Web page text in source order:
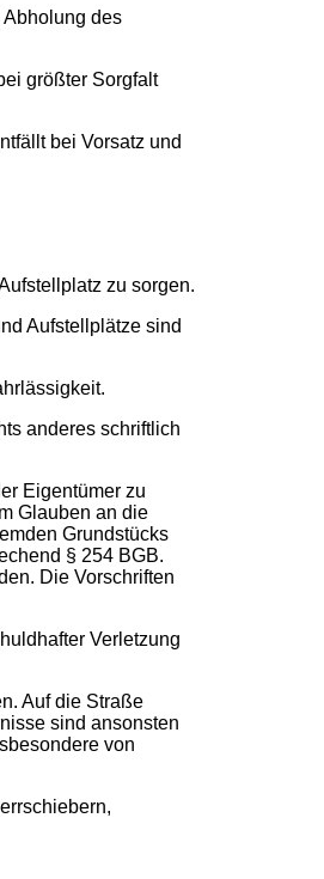
des
größter Sorgfalt
bei Vorsatz und
zu sorgen.
Aufstellplätze sind
anderes schriftlich
Eigentümer zu
Glauben an die
Grundstücks
§ 254 BGB.
Die Vorschriften
Verletzung
Auf die Straße
sind ansonsten
von